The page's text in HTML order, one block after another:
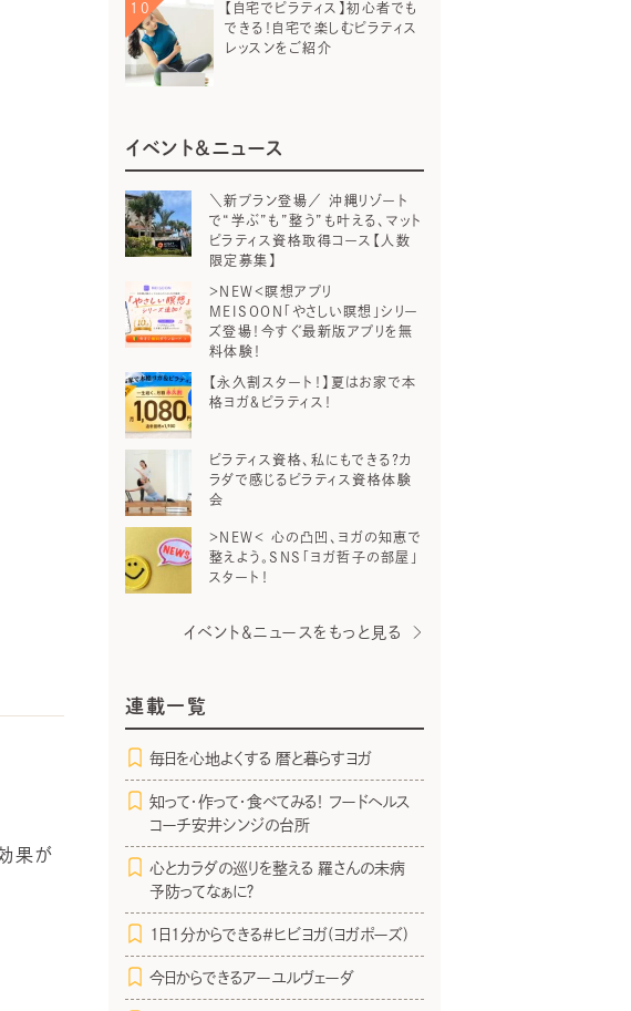
果が
【自宅でピラティス】初心者でも
できる！自宅で楽しむピラティス
レッスンをご紹介
イベント＆ニュース
＼新プラン登場／ 沖縄リゾート
で“学ぶ”も”整う”も叶える、マット
ピラティス資格取得コース【人数
限定募集】
＞NEW＜瞑想アプリ
MEISOON「やさしい瞑想」シリー
ズ登場！今すぐ最新版アプリを無
料体験！
【永久割スタート！】夏はお家で本
格ヨガ＆ピラティス！
ピラティス資格、私にもできる？カ
ラダで感じるピラティス資格体験
会
＞NEW＜ 心の凸凹、ヨガの知恵で
整えよう。SNS「ヨガ哲子の部屋」
スタート！
イベント＆ニュースをもっと見る
連載一覧
毎日を心地よくする 暦と暮らすヨガ
知って・作って・食べてみる！ フードヘルス
コーチ安井シンジの台所
心とカラダの巡りを整える 羅さんの未病
予防ってなぁに？
1日1分からできる＃ヒビヨガ(ヨガポーズ)
今日からできるアーユルヴェーダ